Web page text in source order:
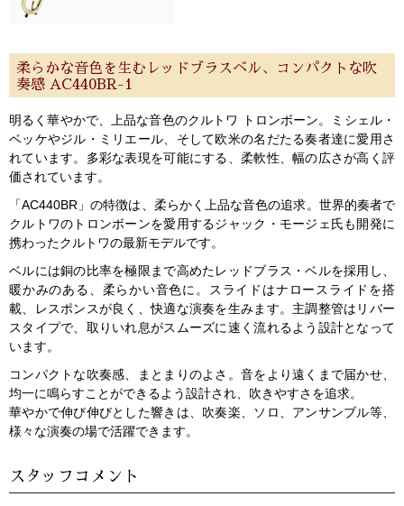
柔らかな音色を生むレッドブラスベル、コンパクトな吹
奏感 AC440BR-1
明るく華やかで、上品な音色のクルトワ トロンボーン。ミシェル・
ベッケやジル・ミリエール、そして欧米の名だたる奏者達に愛用さ
れています。多彩な表現を可能にする、柔軟性、幅の広さが高く評
価されています。
「AC440BR」の特徴は、柔らかく上品な音色の追求。世界的奏者で
クルトワのトロンボーンを愛用するジャック・モージェ氏も開発に
携わったクルトワの最新モデルです。
ベルには銅の比率を極限まで高めたレッドブラス・ベルを採用し、
暖かみのある、柔らかい音色に。スライドはナロースライドを搭
載、レスポンスが良く、快適な演奏を生みます。主調整管はリバー
スタイプで、取りいれ息がスムーズに速く流れるよう設計となって
います。
コンパクトな吹奏感、まとまりのよさ。音をより遠くまで届かせ、
均一に鳴らすことができるよう設計され、吹きやすさを追求。
華やかで伸び伸びとした響きは、吹奏楽、ソロ、アンサンブル等、
様々な演奏の場で活躍できます。
スタッフコメント